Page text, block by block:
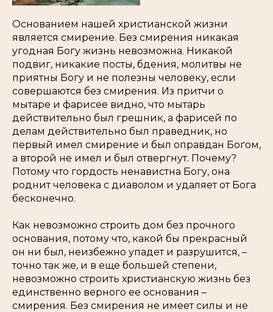
Основанием нашей христианской жизни
является смирение. Без смирения никакая
угодная Богу жизнь невозможна. Никакой
подвиг, никакие посты, бдения, молитвы не
приятны Богу и не полезны человеку, если
совершаются без смирения. Из притчи о
мытаре и фарисее видно, что мытарь
действительно был грешник, а фарисей по
делам действительно был праведник, но
первый имел смирение и был оправдан Богом,
а второй не имел и был отвергнут. Почему?
Потому что гордость ненавистна Богу, она
роднит человека с диаволом и удаляет от Бога
бесконечно.
Как невозможно строить дом без прочного
основания, потому что, какой бы прекрасный
он ни был, неизбежно упадет и разрушится, –
точно так же, и в еще большей степени,
невозможно строить христианскую жизнь без
единственно верного ее основания –
смирения. Без смирения не имеет силы и не